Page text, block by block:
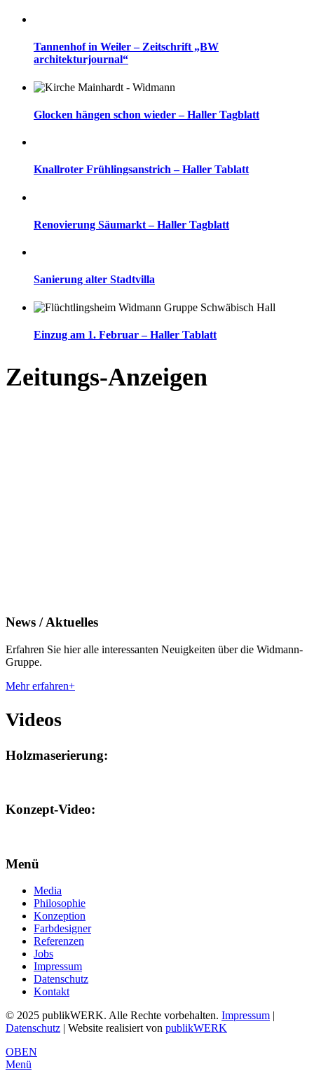
Tannenhof in Weiler – Zeitschrift „BW
architekturjournal“
Glocken hängen schon wieder – Haller Tagblatt
Knallroter Frühlingsanstrich – Haller Tablatt
Renovierung Säumarkt – Haller Tagblatt
Sanierung alter Stadtvilla
Einzug am 1. Februar – Haller Tablatt
Zeitungs-Anzeigen
News / Aktuelles
Erfahren Sie hier alle interessanten Neuigkeiten über die Widmann-
Gruppe.
Mehr erfahren+
Videos
Holzmaserierung:
Konzept-Video:
Menü
Media
Philosophie
Konzeption
Farbdesigner
Referenzen
Jobs
Impressum
Datenschutz
Kontakt
© 2025 publikWERK. Alle Rechte vorbehalten. Impressum |
Datenschutz | Website realisiert von publikWERK
OBEN
Menü